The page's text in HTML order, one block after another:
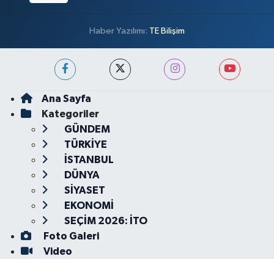
Haber Yazılımı: TE Bilişim
Ana Sayfa
Kategoriler
GÜNDEM
TÜRKİYE
İSTANBUL
DÜNYA
SİYASET
EKONOMİ
SEÇİM 2026: İTO
Foto Galeri
Video